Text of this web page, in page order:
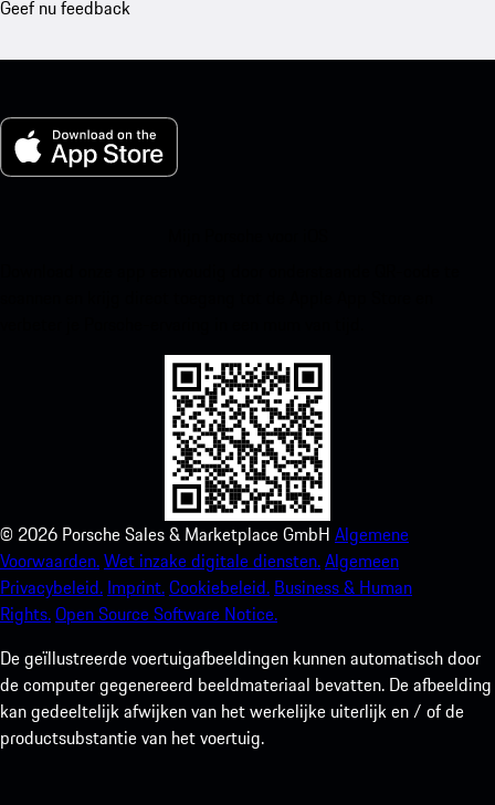
Geef nu feedback
© 2026 Porsche Sales & Marketplace GmbH Algemene
Voorwaarden.Wet inzake digitale diensten.Algemeen
Privacybeleid. Imprint.Cookiebeleid. Business & Human
Rights.Open Source Software Notice.
De geïllustreerde voertuigafbeeldingen kunnen automatisch door
de computer gegenereerd beeldmateriaal bevatten. De afbeelding
kan gedeeltelijk afwijken van het werkelijke uiterlijk en / of de
productsubstantie van het voertuig.